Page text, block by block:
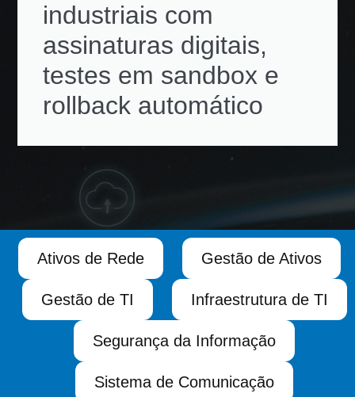
industriais com
assinaturas digitais,
testes em sandbox e
rollback automático
Ativos de Rede Gestão de Ativos
Gestão de TI Infraestrutura de TI
Segurança da Informação
Sistema de Comunicação